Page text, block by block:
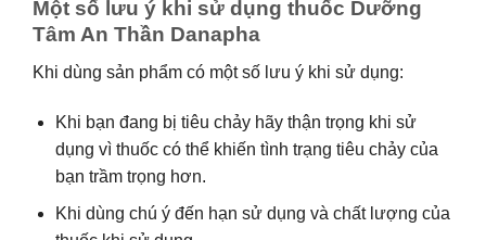
Một số lưu ý khi sử dụng thuốc Dưỡng
Tâm An Thần Danapha
Khi dùng sản phẩm có một số lưu ý khi sử dụng:
Khi bạn đang bị tiêu chảy hãy thận trọng khi sử
dụng vì thuốc có thể khiến tình trạng tiêu chảy của
bạn trầm trọng hơn.
Khi dùng chú ý đến hạn sử dụng và chất lượng của